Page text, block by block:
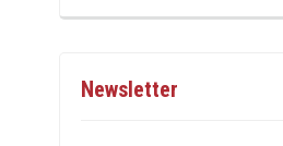
Newsletter